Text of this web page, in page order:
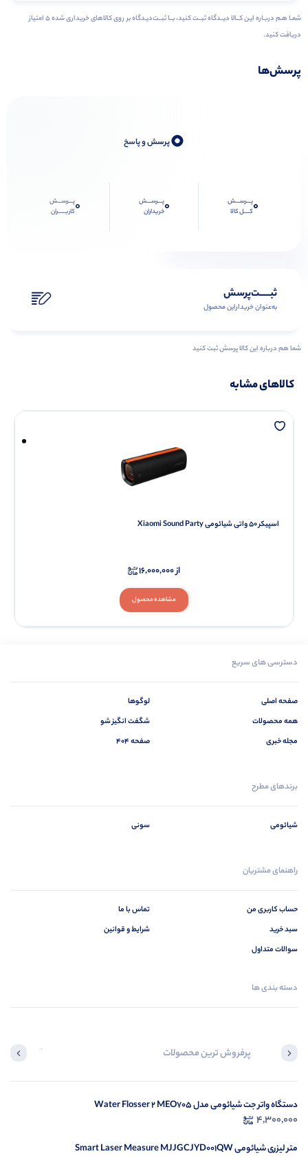
شمـا هـم دربـاره ایـن کــالا دیــدگاه ثبــت کنید، بــا ثبــت‌دیـدگاه بر روی کالاهای خریداری شده ۵ امتیاز
دریافت کنید.
پرسش‌ها
0پرسش و پاسخ
0پـــرســـش
کــــل کالا
0پـــرســـش
خریداران
0پـــرســـش
کاربـــــران
ثبـــــت‌پرسش
به‌عنوان ‌خریدار‌این‌ محصول
شما هم درباره این کالا پرسش ثبت کنید
کالاهای مشابه
اسپیکر 50 واتی شیائومی Xiaomi Sound Party
مشاهده محصول
از16,000,000
دسترسی های سریع
صفحه اصلی
همه محصولات
مجله خبری
لوگوها
شگفت انگیز شو
صفحه 404
برندهای مطرح
شیائومی سونی
راهنمای مشتریان
حساب کاربری من
سبد خرید
سوالات متداول
تماس با ما
شرایط و قوانین
دسته بندی ها
پرفروش ترین محصولات آخرین
دستگاه واتر جت شیائومی مدل Water Flosser 2 MEO705
4,300,000
متر لیزری شیائومی Smart Laser Measure MJJGCJYD001QW